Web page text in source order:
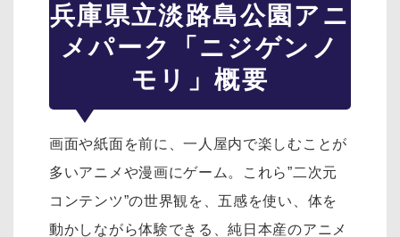
兵庫県立淡路島公園アニ
メパーク「ニジゲンノ
モリ」概要
画面や紙面を前に、一人屋内で楽しむことが
多いアニメや漫画にゲーム。これら”二次元
コンテンツ”の世界観を、五感を使い、体を
動かしながら体験できる、純日本産のアニメ